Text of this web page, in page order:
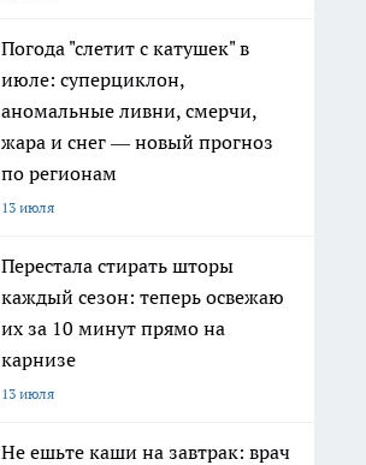
Погода "слетит с катушек" в
июле: суперциклон,
аномальные ливни, смерчи,
жара и снег — новый прогноз
по регионам
13 июля
Перестала стирать шторы
каждый сезон: теперь освежаю
их за 10 минут прямо на
карнизе
13 июля
Не ешьте каши на завтрак: врач